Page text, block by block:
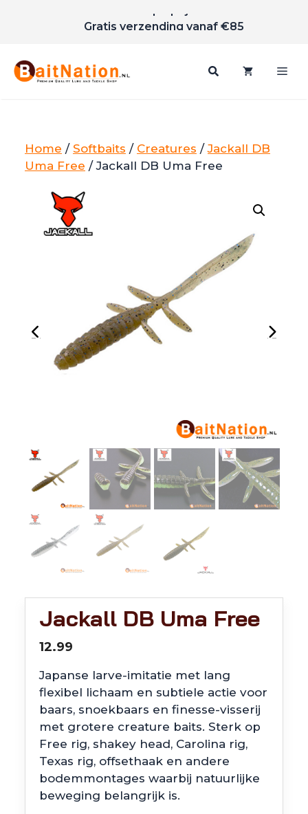
inhoud
Gratis verzending vanaf €85
Home / Softbaits / Creatures /Jackall DB
Uma Free / Jackall DB Uma Free
Jackall DB Uma Free
12.99
Japanse larve-imitatie met lang
flexibel lichaam en subtiele actie voor
baars, snoekbaars en finesse-visserij
met grotere creature baits. Sterk op
Free rig, shakey head, Carolina rig,
Texas rig, offsethaak en andere
bodemmontages waarbij natuurlijke
beweging belangrijk is.